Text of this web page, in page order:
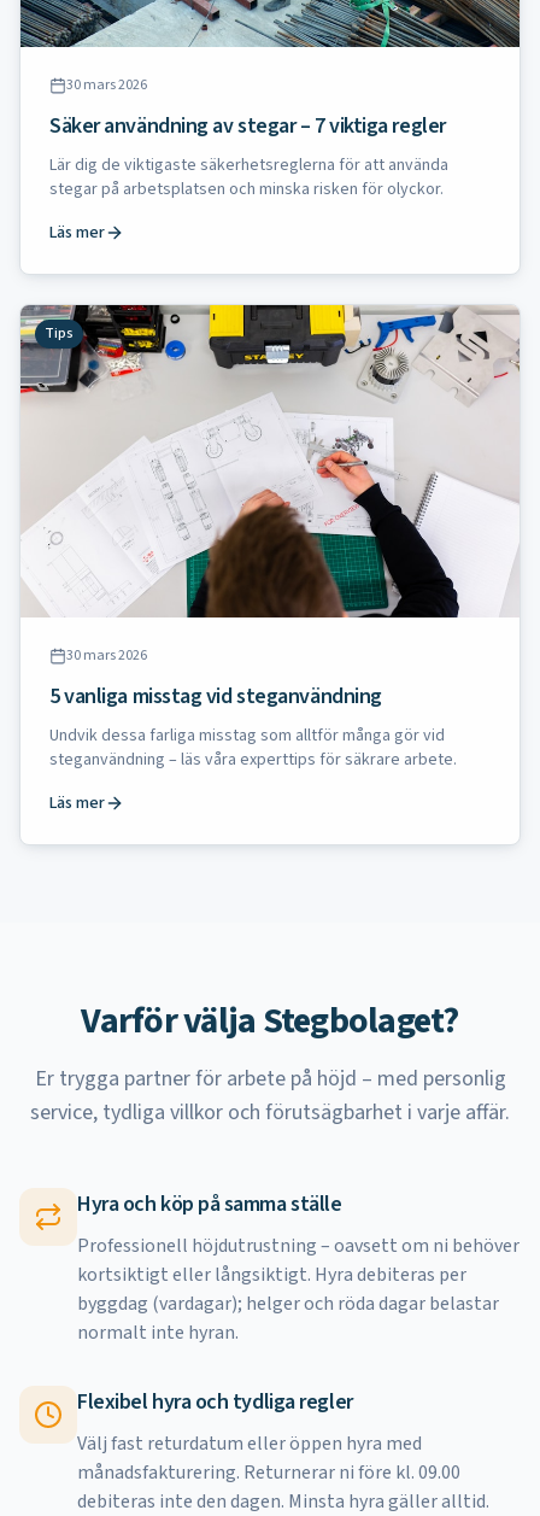
30 mars 2026
Säker användning av stegar – 7 viktiga regler
Lär dig de viktigaste säkerhetsreglerna för att använda
stegar på arbetsplatsen och minska risken för olyckor.
Läs mer
Tips
30 mars 2026
5 vanliga misstag vid steganvändning
Undvik dessa farliga misstag som alltför många gör vid
steganvändning – läs våra experttips för säkrare arbete.
Läs mer
Varför välja Stegbolaget?
Er trygga partner för arbete på höjd – med personlig
service, tydliga villkor och förutsägbarhet i varje affär.
Hyra och köp på samma ställe
Professionell höjdutrustning – oavsett om ni behöver
kortsiktigt eller långsiktigt. Hyra debiteras per
byggdag (vardagar); helger och röda dagar belastar
normalt inte hyran.
Flexibel hyra och tydliga regler
Välj fast returdatum eller öppen hyra med
månadsfakturering. Returnerar ni före kl. 09.00
debiteras inte den dagen. Minsta hyra gäller alltid.